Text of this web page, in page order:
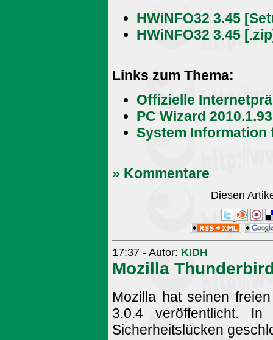
HWiNFO32 3.45
HWiNFO32 3.45
Links zum Thema:
Offizielle
PC Wizard 2010.1.93
System Information
» Kommentare
Diesen
17:37 - Autor: KIDH
Mozilla
Mozilla hat seinen
3.0.4 veröffentlicht.
Sicherheitslücken